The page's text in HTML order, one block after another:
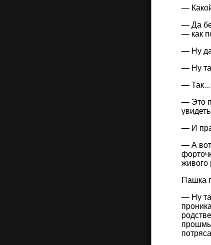
—
— Да
— как
— Ну
— Ну
— Так...
— Это
— И
— А вот
живого
Пашка
— Ну